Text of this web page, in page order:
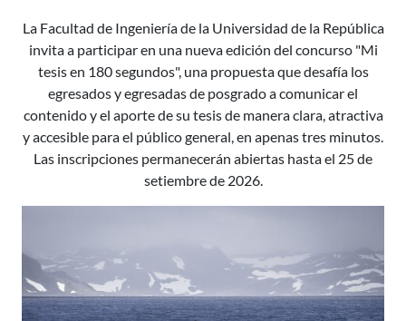
La Facultad de Ingeniería de la Universidad de la República
invita a participar en una nueva edición del concurso "Mi
tesis en 180 segundos", una propuesta que desafía los
egresados y egresadas de posgrado a comunicar el
contenido y el aporte de su tesis de manera clara, atractiva
y accesible para el público general, en apenas tres minutos.
Las inscripciones permanecerán abiertas hasta el 25 de
setiembre de 2026.